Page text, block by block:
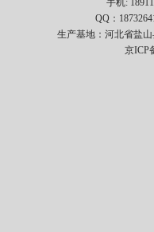
手机:
QQ：
生产基地：河北省盐
京ICP